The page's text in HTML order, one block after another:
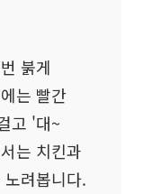
붉게
는 빨간
고 '대~
는 치킨과
려봅니다.